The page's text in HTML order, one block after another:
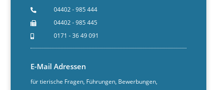
04402 - 985 444
04402 - 985 445
0171 - 36 49 091
E-Mail Adressen
für tierische Fragen, Führungen, Bewerbungen,